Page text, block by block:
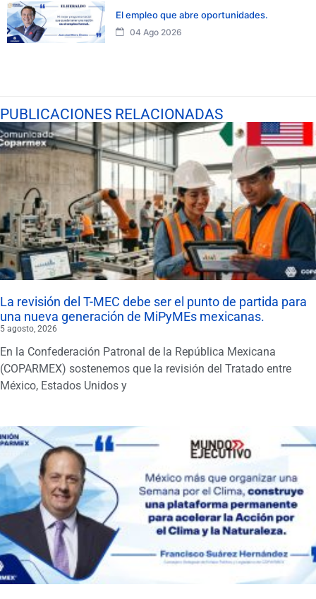
El empleo que abre oportunidades.
04 Ago 2026
PUBLICACIONES RELACIONADAS
La revisión del T-MEC debe ser el punto de partida para
una nueva generación de MiPyMEs mexicanas.
5 agosto, 2026
En la Confederación Patronal de la República Mexicana
(COPARMEX) sostenemos que la revisión del Tratado entre
México, Estados Unidos y